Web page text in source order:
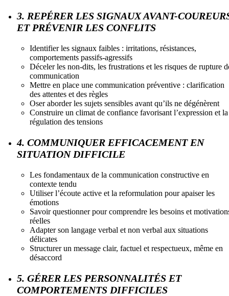
3. REPÉRER LES SIGNAUX AVANT-
ET PRÉVENIR LES CONFLITS
Identifier les signaux faibles : irritations, résistances,
comportements passifs-agressifs
Déceler les non-dits, les frustrations et les risques de rupture
communication
Mettre en place une communication préventive : clarification
des attentes et des règles
Oser aborder les sujets sensibles avant qu’ils ne dégénèrent
Construire un climat de confiance favorisant l’expression et la
régulation des tensions
4. COMMUNIQUER EFFICACEMENT EN
SITUATION DIFFICILE
Les fondamentaux de la communication constructive en
contexte tendu
Utiliser l’écoute active et la reformulation pour apaiser les
émotions
Savoir questionner pour comprendre les besoins et
réelles
Adapter son langage verbal et non verbal aux situations
délicates
Structurer un message clair, factuel et respectueux, même en
désaccord
5. GÉRER LES PERSONNALITÉS ET
COMPORTEMENTS DIFFICILES